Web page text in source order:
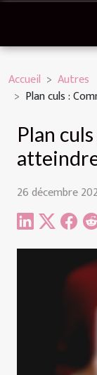
Accueil
Autres
Plan culs :
Plan
26 décembre